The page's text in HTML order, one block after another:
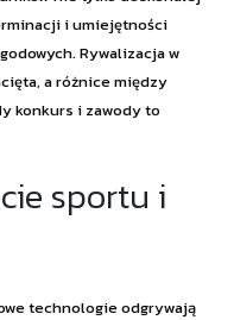
i umiejętności
Rywalizacja w
a różnice między
konkurs i zawody to
sportu i
technologie odgrywają